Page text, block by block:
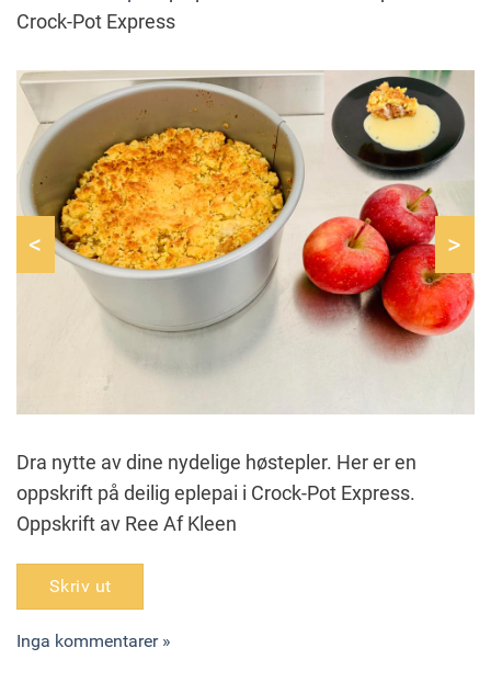
Crock-Pot Express
< >
Dra nytte av dine nydelige høstepler. Her er en
oppskrift på deilig eplepai i Crock-Pot Express.
Oppskrift av Ree Af Kleen
Skriv ut
Inga kommentarer »